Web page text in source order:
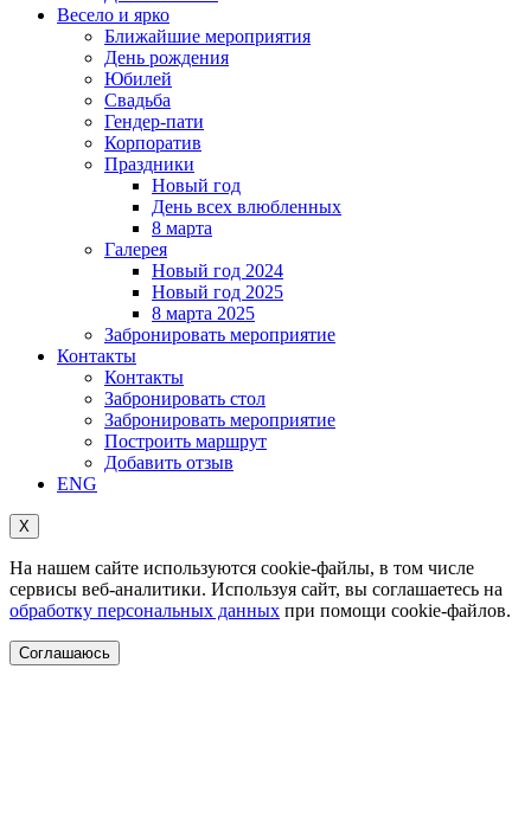
Весело и ярко
Ближайшие мероприятия
День рождения
Юбилей
Свадьба
Гендер-пати
Корпоратив
Праздники
Новый год
День всех влюбленных
8 марта
Галерея
Новый год 2024
Новый год 2025
8 марта 2025
Забронировать мероприятие
Контакты
Контакты
Забронировать стол
Забронировать мероприятие
Построить маршрут
Добавить отзыв
ENG
Х
На нашем сайте используются cookie-файлы, в том числе
сервисы веб-аналитики. Используя сайт, вы соглашаетесь на
обработку персональных данных при помощи cookie-файлов.
Соглашаюсь